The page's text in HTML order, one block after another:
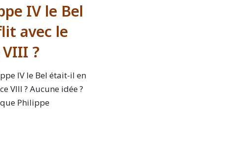
IV le Bel
avec le
?
IV le Bel était-il en
VIII ? Aucune idée ?
Philippe